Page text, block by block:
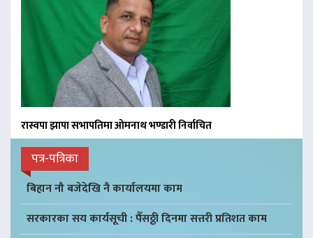
रास्वपा झापा सभापतिमा ओमनाथ भण्डारी निर्वाचित
पत्र-पत्रिका
बिहान नौ बजेदेखि नै कार्यालयमा काम
सरकारका सय कार्यसूची : पैँसठ्ठी दिनमा सत्तरी प्रतिशत काम